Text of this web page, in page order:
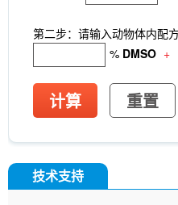
第二步：请输入动物体内配
% DMSO +
计算 重置
技术支持